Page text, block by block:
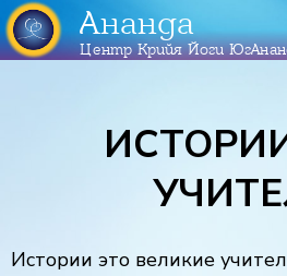
Ананда
Центр Крийя Йоги
Истории это великие